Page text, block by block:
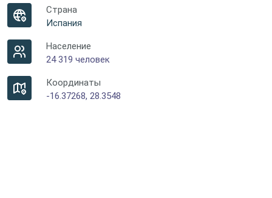
Страна
Испания
Население
24 319 человек
Координаты
-16.37268, 28.3548